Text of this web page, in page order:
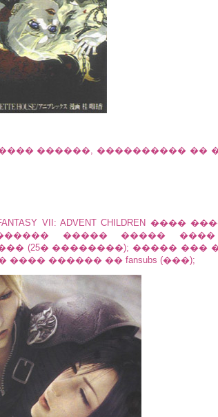
������, ���������� ��
VII: ADVENT CHILDREN ����
����� �����
(25� ��������); ����� ���
������ �� fansubs (���);